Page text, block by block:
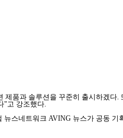
품과 솔루션을 꾸준히 출시하겠다.
"고 강조했다.
스네트워크 AVING 뉴스가 공동